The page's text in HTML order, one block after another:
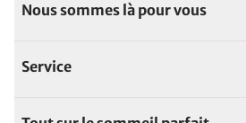
Nous sommes là pour vous
Service